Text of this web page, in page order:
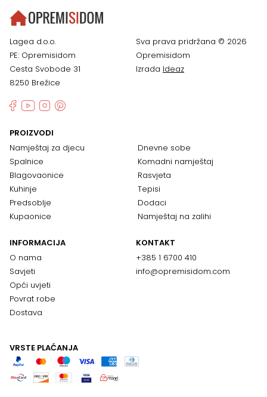
Lagea d.o.o.
PE: Opremisidom
Cesta Svobode 31
8250 Brežice
Sva prava pridržana © 2026
Opremisidom
Izrada Ideaz
PROIZVODI
Namještaj za djecu
Spalnice
Blagovaonice
Kuhinje
Predsoblje
Kupaonice
Dnevne sobe
Komadni namještaj
Rasvjeta
Tepisi
Dodaci
Namještaj na zalihi
INFORMACIJA
O nama
Savjeti
Opći uvjeti
Povrat robe
Dostava
KONTAKT
+385 1 6700 410
info@opremisidom.com
VRSTE PLAĆANJA